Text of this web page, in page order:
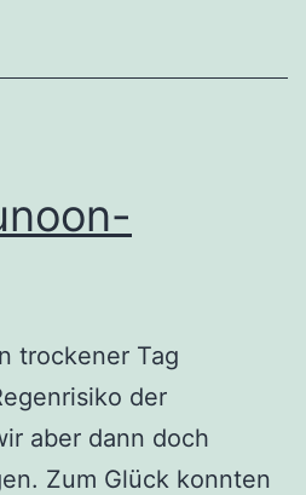
trockener Tag
der
aber dann doch
Zum Glück konnten